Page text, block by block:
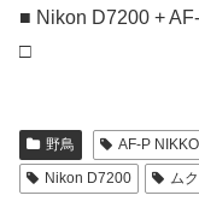
■ Nikon D7200 +
□
野鳥
AF-P
Nikon D7200
ム